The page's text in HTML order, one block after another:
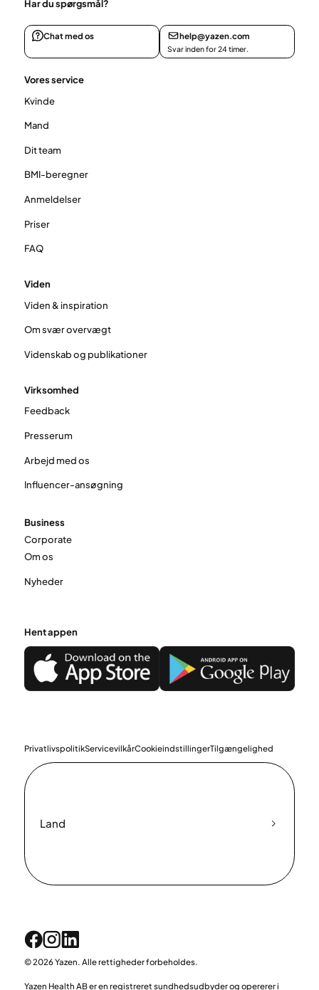
Har du spørgsmål?
Chat med os help@yazen.com
Svar inden for 24 timer.
Vores service
Kvinde
Mand
Dit team
BMI-beregner
Anmeldelser
Priser
FAQ
Viden
Viden & inspiration
Om svær overvægt
Videnskab og publikationer
Virksomhed
Feedback
Presserum
Arbejd med os
Influencer-ansøgning
Business
Corporate
Om os
Nyheder
Hent appen
PrivatlivspolitikServicevilkårCookieindstillingerTilgængelighed
Land
© 2026 Yazen. Alle rettigheder forbeholdes.
Yazen Health AB er en registreret sundhedsudbyder og opererer i